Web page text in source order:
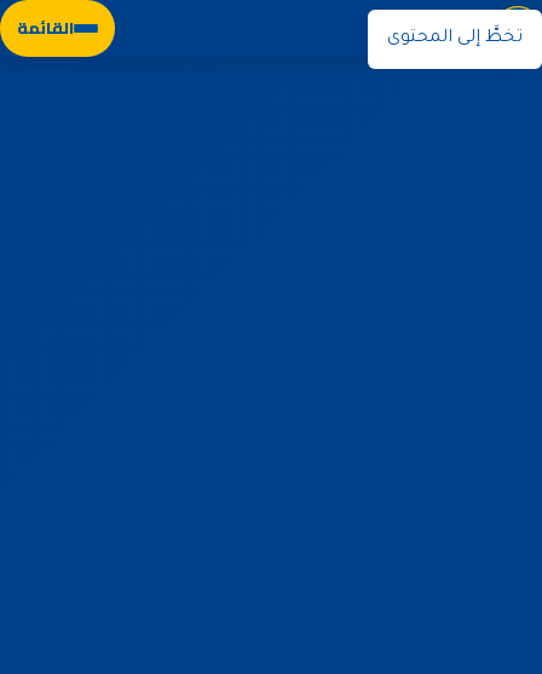
تخطَّ إلى المحتوى القائمة نوران